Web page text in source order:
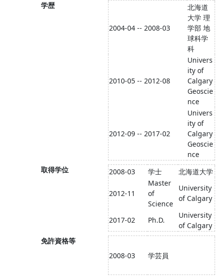
学歴
2004-04 -- 2008-03
北海道
大学 理
学部 地
球科学
科
2010-05 -- 2012-08
Univers
ity of
Calgary
Geoscie
nce
2012-09 -- 2017-02
Univers
ity of
Calgary
Geoscie
nce
取得学位
2008-03 学士 北海道大学
2012-11
Master
of
Science
University
of Calgary
2017-02 Ph.D.
University
of Calgary
免許資格等
2008-03
学芸員